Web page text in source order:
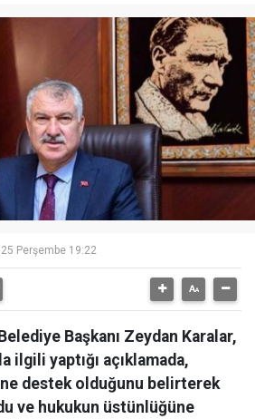
Perşembe 19:22
Başkanı Zeydan Karalar,
ilgili yaptığı açıklamada,
destek olduğunu belirterek
ve hukukun üstünlüğüne